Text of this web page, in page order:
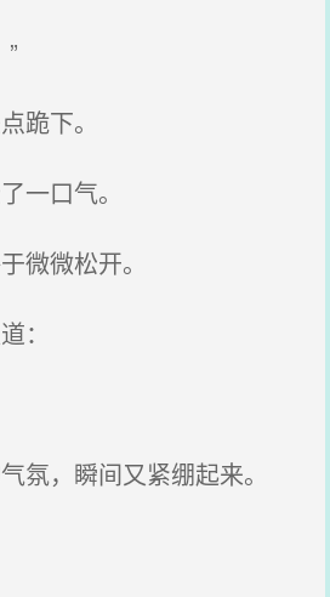
跪下。
一口气。
微微松开。
：
氛，瞬间又紧绷起来。